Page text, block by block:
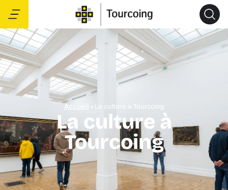
Accueil » La culture à Tourcoing
La culture à
Tourcoing